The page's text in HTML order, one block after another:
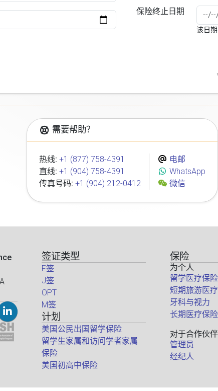
保险终止日期
该日
需要帮助？
热线: +1 (877) 758-4391
直线: +1 (904) 758-4391
传真号码: +1 (904) 212-0412
电邮
WhatsApp
微信
签证类型
F签
J签
OPT
M签
计划
美国公民出国留学保险
留学生家属和访问学者家属
保险
美国初高中保险
保险
为个人
留学医疗保险
短期旅游医
牙科与视力
长期医疗保险
对于合作伙伴
管理员
经纪人